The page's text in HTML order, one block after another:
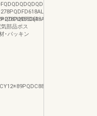
･
･
部品ポス
･パッキン